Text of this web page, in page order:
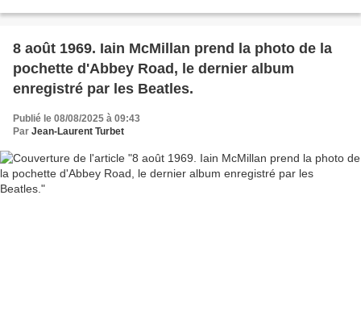
8 août 1969. Iain McMillan prend la photo de la
pochette d'Abbey Road, le dernier album
enregistré par les Beatles.
Publié le 08/08/2025 à 09:43
Par Jean-Laurent Turbet